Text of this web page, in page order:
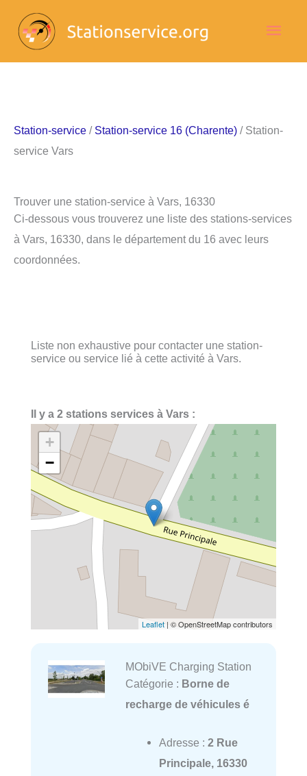
contenu
Station-service / Station-service 16 (Charente) / Station-
service Vars
Trouver une station-service à Vars, 16330
Ci-dessous vous trouverez une liste des stations-services
à Vars, 16330, dans le département du 16 avec leurs
coordonnées.
Liste non exhaustive pour contacter une station-
service ou service lié à cette activité à Vars.
Il y a 2 stations services à Vars :
+
−
Leaflet | © OpenStreetMap contributors
MObiVE Charging Station
Catégorie : Borne de
recharge de véhicules é
Adresse : 2 Rue
Principale, 16330